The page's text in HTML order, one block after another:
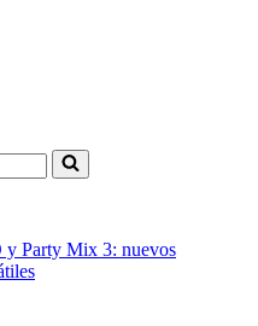
Party Mix 3: nuevos